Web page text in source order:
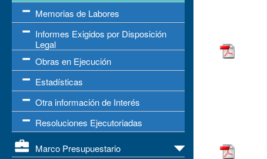
Memorias de Labores
Informes Exigidos por Disposición
Legal
Obras en Ejecución
Estadísticas
Otra información de Interés
Resoluciones Ejecutoriadas
Marco Presupuestario